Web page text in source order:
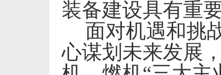
装备建设具有重
面对机遇和挑
心谋划未来发展